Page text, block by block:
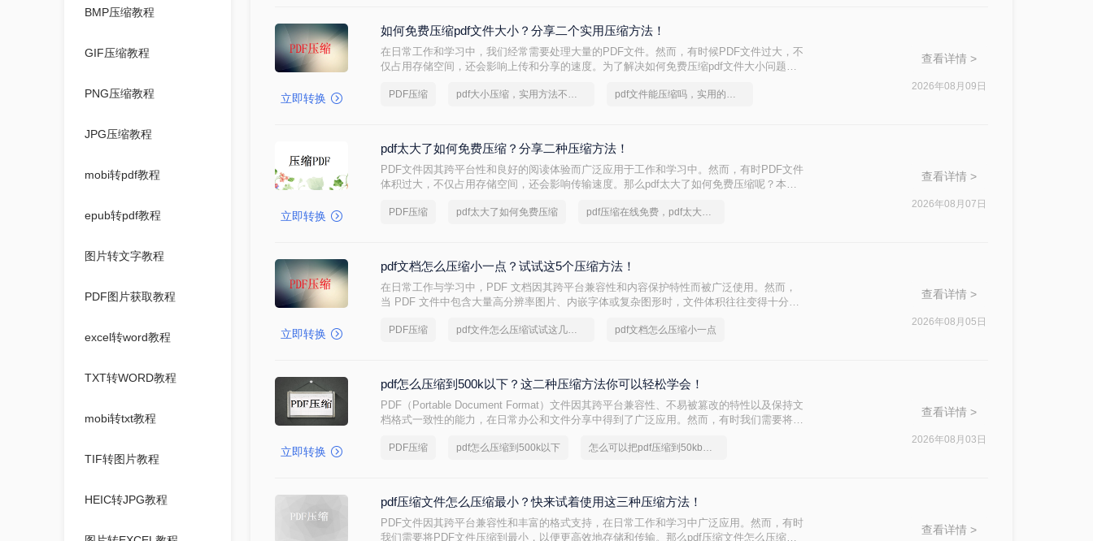
BMP压缩教程
GIF压缩教程
PNG压缩教程
JPG压缩教程
mobi转pdf教程
epub转pdf教程
图片转文字教程
PDF图片获取教程
excel转word教程
TXT转WORD教程
mobi转txt教程
TIF转图片教程
HEIC转JPG教程
立即转换
如何免费压缩pdf文件大小？分享二个实用压缩方法！
在日常工作和学习中，我们经常需要处理大量的PDF文件。然而，有时候PDF文件过大，不
仅占用存储空间，还会影响上传和分享的速度。为了解决如何免费压缩pdf文件大小问题，
PDF压缩 pdf大小压缩，实用方法不要错过 pdf文件能压缩吗，实用的方法来了
查看详情 >
2026年08月09日
立即转换
pdf太大了如何免费压缩？分享二种压缩方法！
PDF文件因其跨平台性和良好的阅读体验而广泛应用于工作和学习中。然而，有时PDF文件
体积过大，不仅占用存储空间，还会影响传输速度。那么pdf太大了如何免费压缩呢？本文
PDF压缩 pdf太大了如何免费压缩 pdf压缩在线免费，pdf太大了怎么压缩
查看详情 >
2026年08月07日
立即转换
pdf文档怎么压缩小一点？试试这5个压缩方法！
在日常工作与学习中，PDF 文档因其跨平台兼容性和内容保护特性而被广泛使用。然而，
当 PDF 文件中包含大量高分辨率图片、内嵌字体或复杂图形时，文件体积往往变得十分庞
PDF 文档怎么压缩小一点呢？本文从压缩效果、操作难度、处理速度、隐私安全四个维
PDF压缩 pdf文件怎么压缩试试这几个方法 pdf文档怎么压缩小一点
查看详情 >
2026年08月05日
立即转换
pdf怎么压缩到500k以下？这二种压缩方法你可以轻松学会！
PDF（Portable Document Format）文件因其跨平台兼容性、不易被篡改的特性以及保持文
档格式一致性的能力，在日常办公和文件分享中得到了广泛应用。然而，有时我们需要将
本文将介绍两种将PDF文件压缩到500K以下的方法。
PDF压缩 pdf怎么压缩到500k以下 怎么可以把pdf压缩到50kb以下
查看详情 >
2026年08月03日
pdf压缩文件怎么压缩最小？快来试着使用这三种压缩方法！
PDF文件因其跨平台兼容性和丰富的格式支持，在日常工作和学习中广泛应用。然而，有时
我们需要将PDF文件压缩到最小，以便更高效地存储和传输。那么pdf压缩文件怎么压缩最
查看详情 >